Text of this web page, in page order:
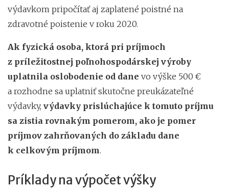
výdavkom pripočítať aj zaplatené poistné na
zdravotné poistenie v roku 2020.
Ak fyzická osoba, ktorá pri príjmoch
z príležitostnej poľnohospodárskej výroby
uplatnila oslobodenie od dane vo výške 500 €
a rozhodne sa uplatniť skutočne preukázateľné
výdavky, výdavky prislúchajúce k tomuto príjmu
sa zistia rovnakým pomerom, ako je pomer
príjmov zahrňovaných do základu dane
k celkovým príjmom.
Príklady na výpočet výšky